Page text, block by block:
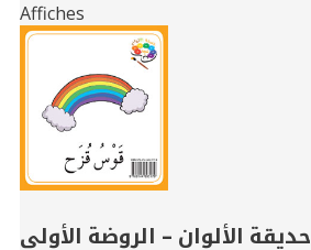
Affiches
حديقة الألوان – الروضة الأولى